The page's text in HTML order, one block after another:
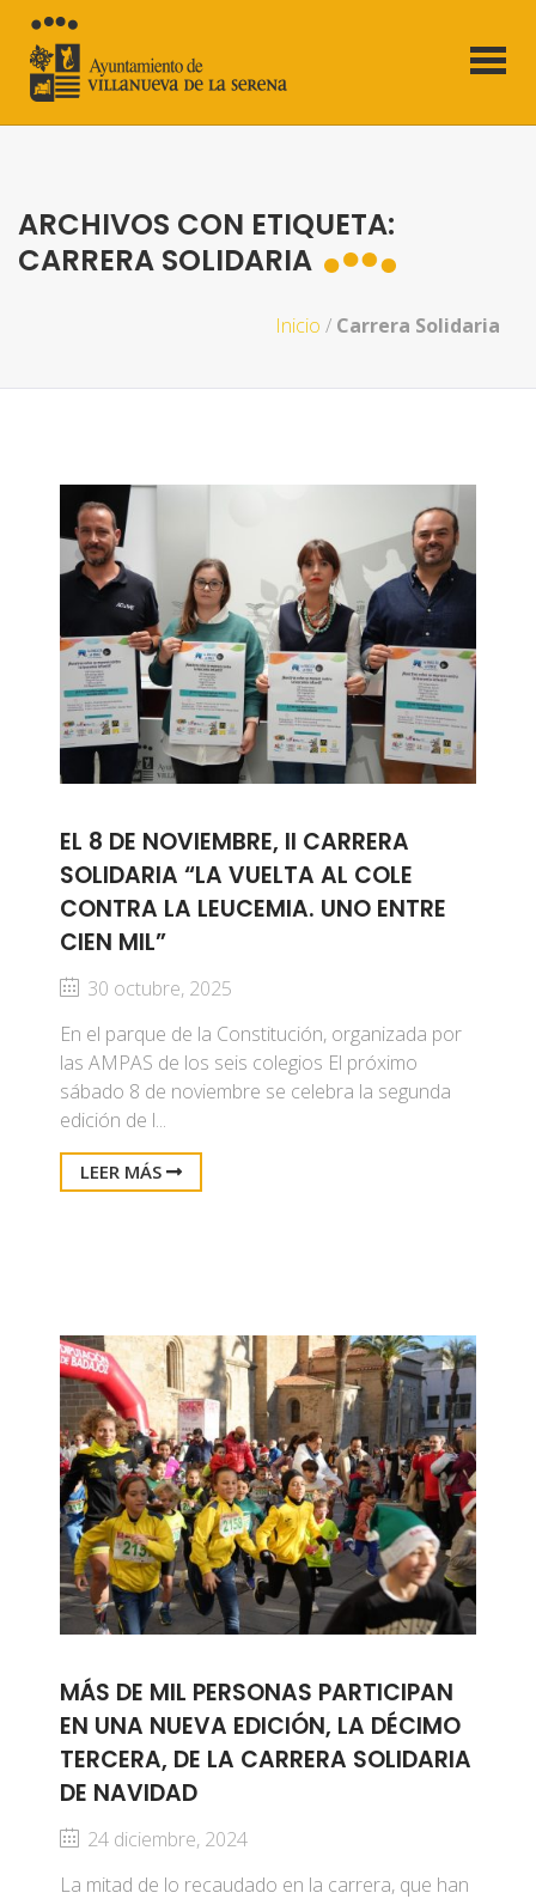
ARCHIVOS CON ETIQUETA:
CARRERA SOLIDARIA
Inicio / Carrera Solidaria
EL 8 DE NOVIEMBRE, II CARRERA
SOLIDARIA “LA VUELTA AL COLE
CONTRA LA LEUCEMIA. UNO ENTRE
CIEN MIL”
30 octubre, 2025
En el parque de la Constitución, organizada por
las AMPAS de los seis colegios El próximo
sábado 8 de noviembre se celebra la segunda
edición de l...
LEER MÁS
MÁS DE MIL PERSONAS PARTICIPAN
EN UNA NUEVA EDICIÓN, LA DÉCIMO
TERCERA, DE LA CARRERA SOLIDARIA
DE NAVIDAD
24 diciembre, 2024
La mitad de lo recaudado en la carrera, que han